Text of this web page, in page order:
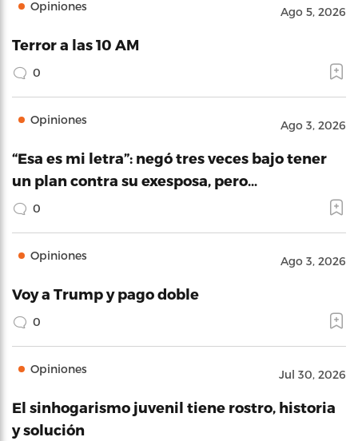
Opiniones Ago 5, 2026
Terror a las 10 AM
0
Opiniones Ago 3, 2026
“Esa es mi letra”: negó tres veces bajo tener
un plan contra su exesposa, pero…
0
Opiniones Ago 3, 2026
Voy a Trump y pago doble
0
Opiniones Jul 30, 2026
El sinhogarismo juvenil tiene rostro, historia
y solución